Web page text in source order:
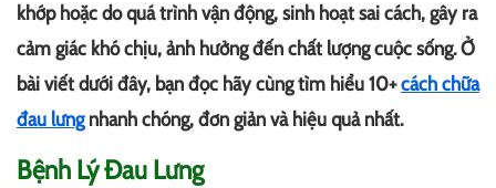
khớp hoặc do quá trình vận động, sinh hoạt sai cách, gây ra
cảm giác khó chịu, ảnh hưởng đến chất lượng cuộc sống. Ở
bài viết dưới đây, bạn đọc hãy cùng tìm hiểu 10+cách chữa
đau lưngnhanh chóng, đơn giản và hiệu quả nhất.
Bệnh Lý Đau Lưng